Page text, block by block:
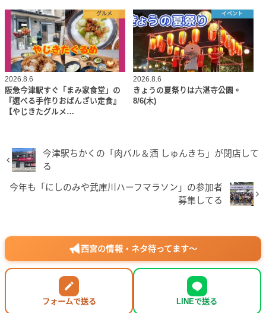
グルメ
2026.8.6
阪急今津駅すぐ「まみ家食堂」の
『選べる手作りおばんざい定食』
【やじきたグルメ…
イベント
2026.8.6
きょうの夏祭りは六湛寺公園。
8/6(木)
今津駅ちかくの「肉バル＆酒 しゅんきち」が閉店して
る
今年も「にしのみや武庫川ハーフマラソン」の参加者
募集してる
西宮の情報・ネタ待ってます〜
フォームで送る LINEで送る